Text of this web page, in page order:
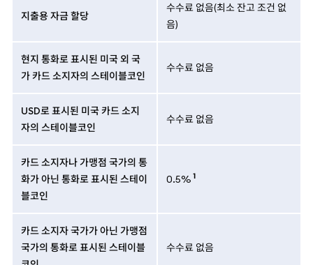
지출용 자금 할당
수수료 없음(최소 잔고 조건 없
음)
현지 통화로 표시된 미국 외 국
가 카드 소지자의 스테이블코인
수수료 없음
USD로 표시된 미국 카드 소지
자의 스테이블코인
수수료 없음
카드 소지자나 가맹점 국가의 통
화가 아닌 통화로 표시된 스테이
블코인
0.5% 1
카드 소지자 국가가 아닌 가맹점
국가의 통화로 표시된 스테이블
수수료 없음